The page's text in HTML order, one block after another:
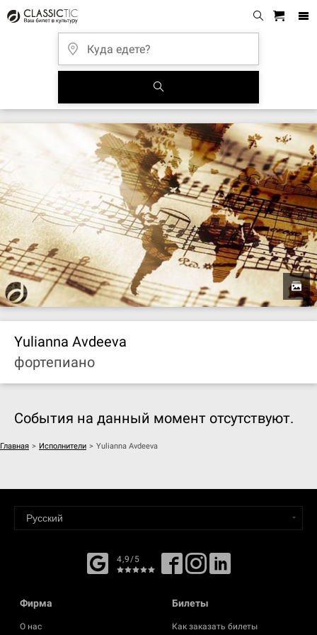
Yulianna Avdeeva
фортепиано
События на данный момент отсутствуют.
Главная > Исполнители > Yulianna Avdeeva
4,9/5
Фирма
О нас
Билеты
Как заказать билеты